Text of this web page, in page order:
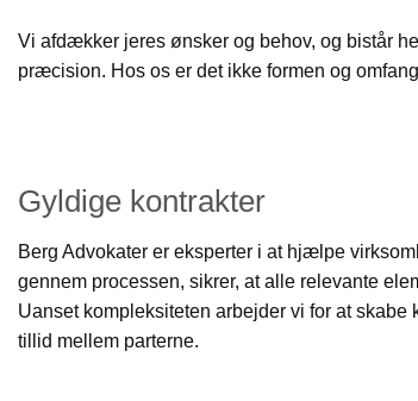
Vi afdækker jeres ønsker og behov, og bistår
præcision. Hos os er det ikke formen og
Gyldige kontrakter
Berg Advokater er eksperter i at hjælpe
gennem processen, sikrer, at alle relevante
Uanset kompleksiteten arbejder vi for at
tillid mellem parterne.